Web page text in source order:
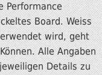
Performance
Board. Weiss
wird, geht
Alle Angaben
Details zu